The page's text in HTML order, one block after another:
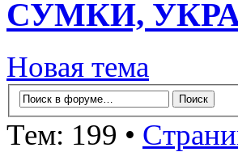
СУМКИ,
Новая тема
Тем: 199 •